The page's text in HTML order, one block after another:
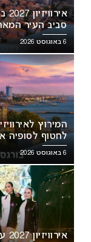
סביב העיר
6 באוגוסט 2026
לחטוף לסופיה
6 באוגוסט 2026